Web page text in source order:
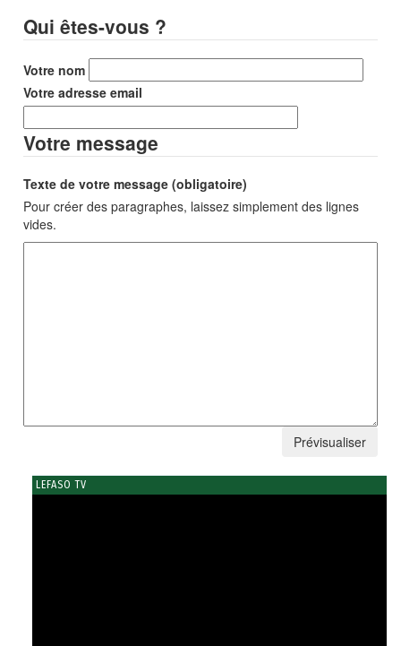
Qui êtes-vous ?
Votre nom
Votre adresse email
Votre message
Texte de votre message (obligatoire)
Pour créer des paragraphes, laissez simplement des lignes
vides.
LEFASO TV